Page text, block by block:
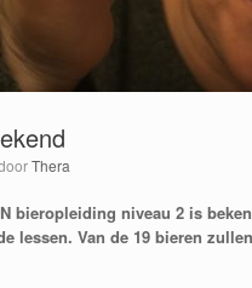
Thera
bieropleiding niveau 2 is
lessen. Van de 19 bieren